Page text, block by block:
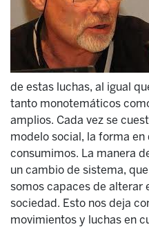
de estas luchas, al igual
tanto monotemáticos
amplios. Cada vez se
modelo social, la forma
consumimos. La manera
un cambio de sistema,
somos capaces de alterar
sociedad. Esto nos deja
movimientos y luchas en